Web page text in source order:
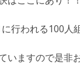
行われる100人
いますので是非